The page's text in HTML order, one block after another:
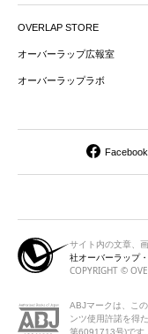
OVERLAP STORE
オーバーラップ広報室
オーバーラップラボ
Facebook
サイト内の文章、
社オーバーラップ
COPYRIGHT ©
ABJマークは、こ
ンツ使用許諾を得
第6091713号)です。